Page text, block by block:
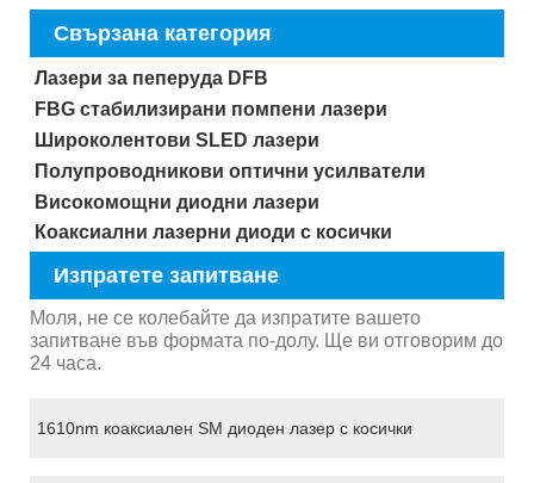
Свързана категория
Лазери за пеперуда DFB
FBG стабилизирани помпени лазери
Широколентови SLED лазери
Полупроводникови оптични усилватели
Високомощни диодни лазери
Коаксиални лазерни диоди с косички
Изпратете запитване
Моля, не се колебайте да изпратите вашето
запитване във формата по-долу. Ще ви отговорим до
24 часа.